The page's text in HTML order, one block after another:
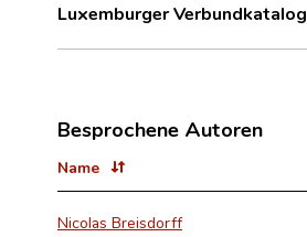
Luxemburger Verbundkatalog
Besprochene Autoren
Name
Nicolas Breisdorff